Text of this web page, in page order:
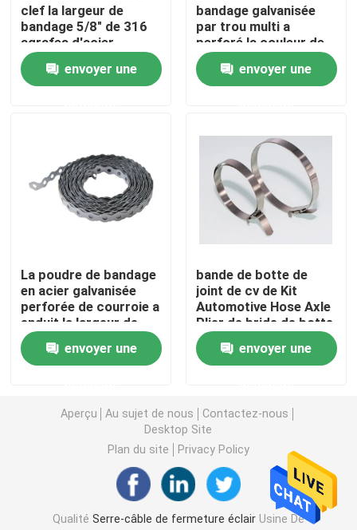
Contact
Demande de soumission
serre-câble en nylon
Accessoires de serre-câble
Glande de câble électrique
Collier de câble solaire
inverseur micro solaire
Connecteurs de panneau solaire
Joint en plastique de sécurité
clef la largeur de
bandage 5/8" de 316
agrafes d'acier
inoxydable épaisseur
0,02 poucesenvoyer une
bandage galvanisée
par trou multi a
perforé la couleur de
nature de 1 pouce
pour la fixation
envoyer une
La poudre de bandage
en acier galvanisée
perforée de courroie a
enduit la largeur de
pouce de 1/2
envoyer une
bande de botte de
joint de cv de Kit
Automotive Hose Axle
Plier de bride de botte
de cv de 6.4mm
envoyer une
Aperçu Au sujet de nous
Contactez-nous
Desktop Site
Plan du site
Privacy Policy
Qualité Serre-câble de fermeture éclairUsine De